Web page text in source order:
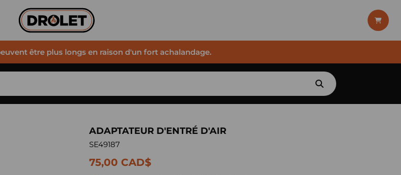
être plus longs en raison d'un fort achalandage.
ADAPTATEUR D'ENTRÉ D'AIR
SE49187
75,00 CAD$